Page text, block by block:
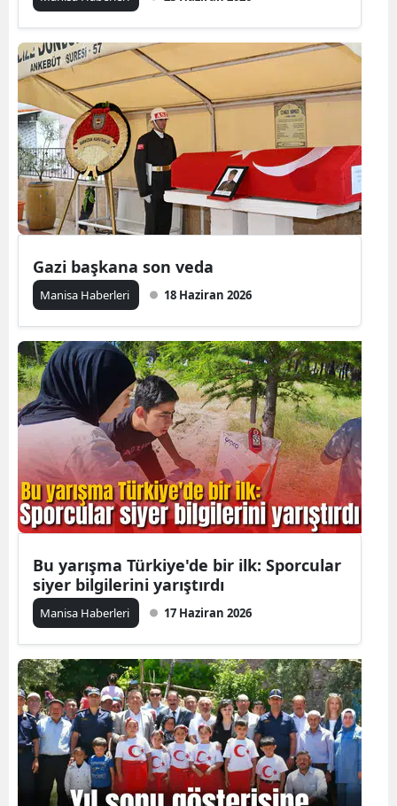
Gazi başkana son veda
Manisa Haberleri 18 Haziran 2026
Bu yarışma Türkiye'de bir ilk: Sporcular
siyer bilgilerini yarıştırdı
Manisa Haberleri 17 Haziran 2026